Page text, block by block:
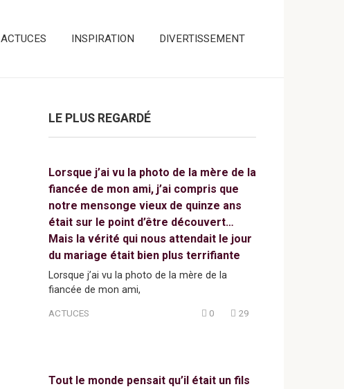
ACTUCES INSPIRATION DIVERTISSEMENT
LE PLUS REGARDÉ
Lorsque j’ai vu la photo de la mère de la
fiancée de mon ami, j’ai compris que
notre mensonge vieux de quinze ans
était sur le point d’être découvert…
Mais la vérité qui nous attendait le jour
du mariage était bien plus terrifiante
Lorsque j’ai vu la photo de la mère de la
fiancée de mon ami,
ACTUCES 0 29
Tout le monde pensait qu’il était un fils